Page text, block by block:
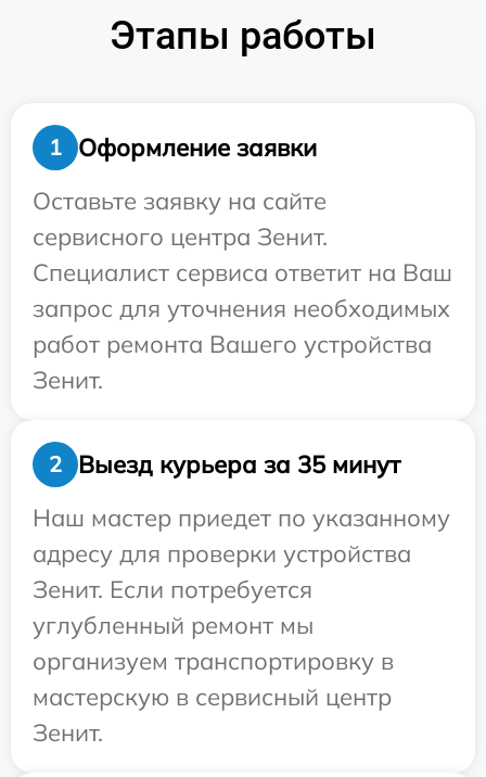
Этапы работы
1
Оформление заявки
Оставьте заявку на сайте
сервисного центра Зенит.
Специалист сервиса ответит на Ваш
запрос для уточнения необходимых
работ ремонта Вашего устройства
Зенит.
2
Выезд курьера за 35 минут
Наш мастер приедет по указанному
адресу для проверки устройства
Зенит. Если потребуется
углубленный ремонт мы
организуем транспортировку в
мастерскую в сервисный центр
Зенит.